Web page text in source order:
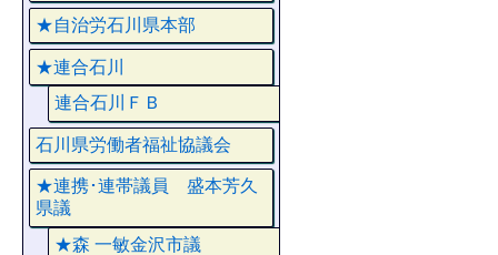
★自治労石川県本部
★連合石川
連合石川ＦＢ
石川県労働者福祉協議会
★連携･連帯議員 盛本芳久
県議
★森 一敏金沢市議